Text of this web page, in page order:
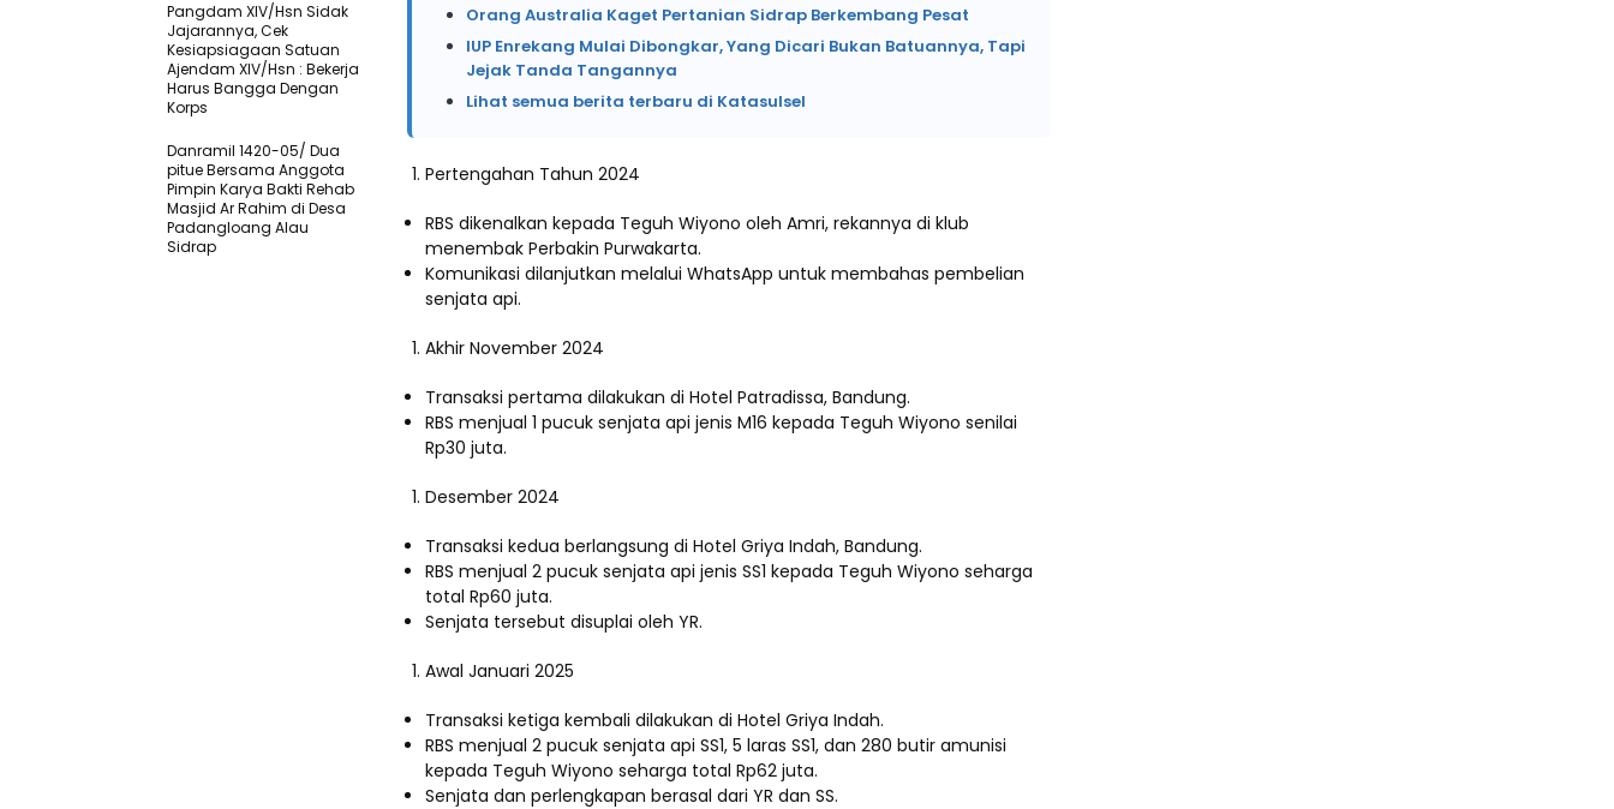
Orang Australia Kaget Pertanian Sidrap Berkembang Pesat
IUP Enrekang Mulai Dibongkar, Yang Dicari Bukan Batuannya, Tapi
Jejak Tanda Tangannya
Lihat semua berita terbaru di Katasulsel
Pertengahan Tahun 2024
RBS dikenalkan kepada Teguh Wiyono oleh Amri, rekannya di klub
menembak Perbakin Purwakarta.
Komunikasi dilanjutkan melalui WhatsApp untuk membahas pembelian
senjata api.
Akhir November 2024
Transaksi pertama dilakukan di Hotel Patradissa, Bandung.
RBS menjual 1 pucuk senjata api jenis M16 kepada Teguh Wiyono senilai
Rp30 juta.
Desember 2024
Transaksi kedua berlangsung di Hotel Griya Indah, Bandung.
RBS menjual 2 pucuk senjata api jenis SS1 kepada Teguh Wiyono seharga
total Rp60 juta.
Senjata tersebut disuplai oleh YR.
Awal Januari 2025
Transaksi ketiga kembali dilakukan di Hotel Griya Indah.
RBS menjual 2 pucuk senjata api SS1, 5 laras SS1, dan 280 butir amunisi
kepada Teguh Wiyono seharga total Rp62 juta.
Senjata dan perlengkapan berasal dari YR dan SS.
Pangdam XIV/Hsn Sidak
Jajarannya, Cek
Kesiapsiagaan Satuan
Ajendam XIV/Hsn : Bekerja
Harus Bangga Dengan
Korps
Danramil 1420-05/ Dua
pitue Bersama Anggota
Pimpin Karya Bakti Rehab
Masjid Ar Rahim di Desa
Padangloang Alau
Sidrap